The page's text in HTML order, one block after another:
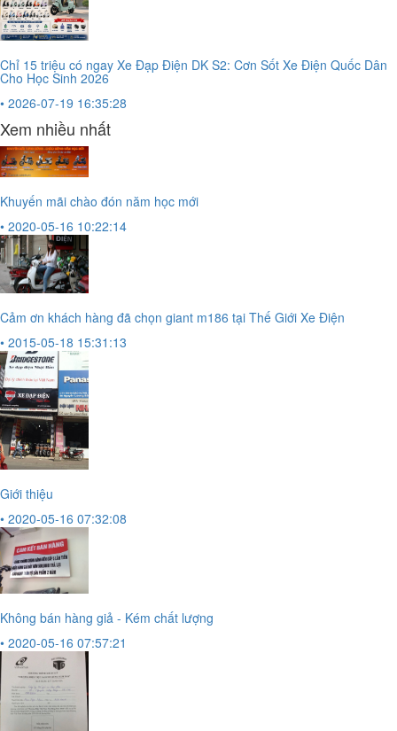
Chỉ 15 triệu có ngay Xe Đạp Điện DK S2: Cơn Sốt Xe Điện Quốc Dân
Cho Học Sinh 2026
• 2026-07-19 16:35:28
Xem nhiều nhất
Khuyến mãi chào đón năm học mới
• 2020-05-16 10:22:14
Cảm ơn khách hàng đã chọn giant m186 tại Thế Giới Xe Điện
• 2015-05-18 15:31:13
Giới thiệu
• 2020-05-16 07:32:08
Không bán hàng giả - Kém chất lượng
• 2020-05-16 07:57:21